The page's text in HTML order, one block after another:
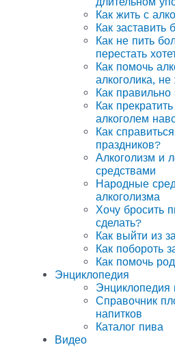
Как жить с
Как заставить
Как не пить
перестать
Как помочь
алкоголика,
Как
Как
алкоголем
Как
праздников?
Алкоголизм и
средствами
Народные
алкоголизма
Хочу бросить
сделать?
Как выйти из
Как побороть
Как помочь
Энциклопедия
Энциклопедия
Справочник
напитков
Каталог пива
Видео